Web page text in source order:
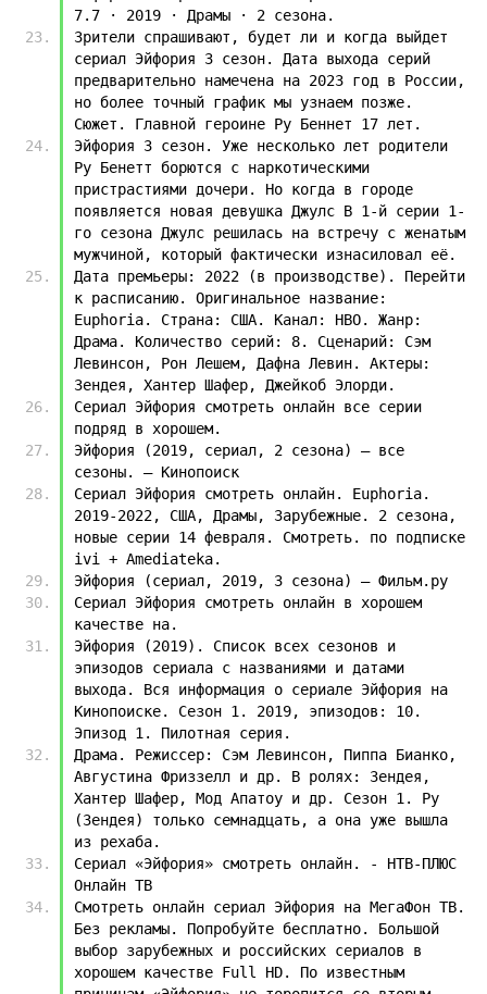
7.7 · 2019 · Драмы · 2 сезона.
Зрители спрашивают, будет ли и когда выйдет
сериал Эйфория 3 сезон. Дата выхода серий
предварительно намечена на 2023 год в России,
но более точный график мы узнаем позже.
Сюжет. Главной героине Ру Беннет 17 лет.
Эйфория 3 сезон. Уже несколько лет родители
Ру Бенетт борются с наркотическими
пристрастиями дочери. Но когда в городе
появляется новая девушка Джулс В 1-й серии 1-
го сезона Джулс решилась на встречу с женатым
мужчиной, который фактически изнасиловал её.
Дата премьеры: 2022 (в производстве). Перейти
к расписанию. Оригинальное название:
Euphoria. Страна: США. Канал: HBO. Жанр:
Драма. Количество серий: 8. Сценарий: Сэм
Левинсон, Рон Лешем, Дафна Левин. Актеры:
Зендея, Хантер Шафер, Джейкоб Элорди.
Сериал Эйфория смотреть онлайн все серии
подряд в хорошем.
Эйфория (2019, сериал, 2 сезона) — все
сезоны. — Кинопоиск
Сериал Эйфория смотреть онлайн. Euphoria.
2019-2022, США, Драмы, Зарубежные. 2 сезона,
новые серии 14 февраля. Смотреть. по подписке
ivi + Amediateka.
Эйфория (сериал, 2019, 3 сезона) — Фильм.ру
Сериал Эйфория смотреть онлайн в хорошем
качестве на.
Эйфория (2019). Список всех сезонов и
эпизодов сериала с названиями и датами
выхода. Вся информация о сериале Эйфория на
Кинопоиске. Сезон 1. 2019, эпизодов: 10.
Эпизод 1. Пилотная серия.
Драма. Режиссер: Сэм Левинсон, Пиппа Бианко,
Августина Фриззелл и др. В ролях: Зендея,
Хантер Шафер, Мод Апатоу и др. Сезон 1. Ру
(Зендея) только семнадцать, а она уже вышла
из рехаба.
Сериал «Эйфория» смотреть онлайн. - НТВ-ПЛЮС
Онлайн ТВ
Смотреть онлайн сериал Эйфория на МегаФон ТВ.
Без рекламы. Попробуйте бесплатно. Большой
выбор зарубежных и российских сериалов в
хорошем качестве Full HD. По известным